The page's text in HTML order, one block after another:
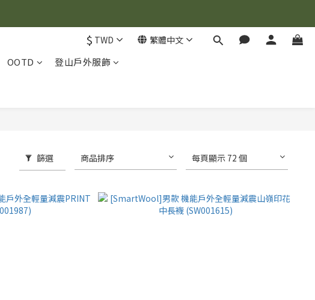
$ TWD 繁體中文
OOTD
登山戶外服飾
篩選 商品排序 每頁顯示 72 個